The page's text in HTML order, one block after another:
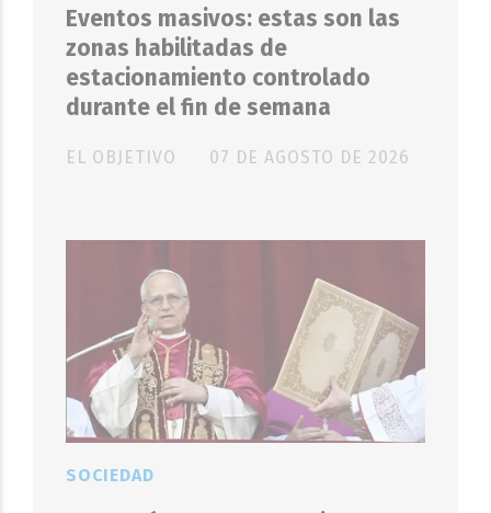
Eventos masivos: estas son las
zonas habilitadas de
estacionamiento controlado
durante el fin de semana
EL OBJETIVO 07 DE AGOSTO DE 2026
SOCIEDAD